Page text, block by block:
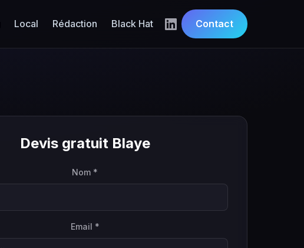
Local Rédaction Black Hat Contact
Devis gratuit Blaye
Nom *
Email *